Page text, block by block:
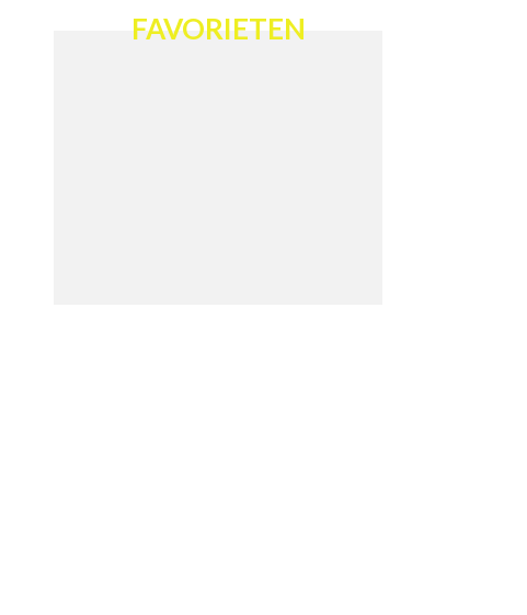
FAVORIETEN